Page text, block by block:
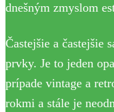
dnešným zmyslom
Častejšie a častejšie
prvky. Je to jeden
prípade vintage a
rokmi a stále je